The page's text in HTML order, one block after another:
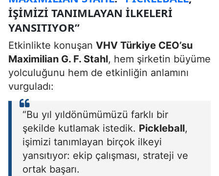
IŞIMIZI TANIMLAYAN ILKELERI
YANSITIYOR”
Etkinlikte konuşan VHV Türkiye CEO’su
Maximilian G. F. Stahl, hem şirketin büyüme
yolculuğunu hem de etkinliğin anlamını
vurguladı:
“Bu yıl yıldönümümüzü farklı bir
şekilde kutlamak istedik. Pickleball,
işimizi tanımlayan birçok ilkeyi
yansıtıyor: ekip çalışması, strateji ve
ortak başarı.